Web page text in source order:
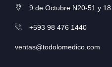
9 de Octubre N20-51 y
+593 98 476 1440
ventas@todolomedico.com